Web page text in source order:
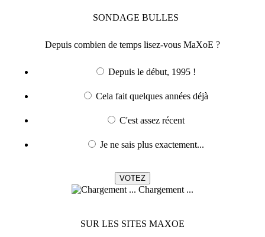
SONDAGE BULLES
Depuis combien de temps lisez-vous MaXoE ?
Depuis le début, 1995 !
Cela fait quelques années déjà
C'est assez récent
Je ne sais plus exactement...
Chargement ...
SUR LES SITES MAXOE